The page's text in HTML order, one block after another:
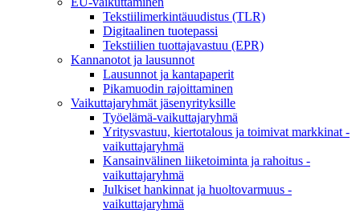
Tekstiilimerkintäuudistus (TLR)
Digitaalinen tuotepassi
Tekstiilien tuottajavastuu (EPR)
Kannanotot ja lausunnot
Lausunnot ja kantapaperit
Pikamuodin rajoittaminen
Vaikuttajaryhmät jäsenyrityksille
Työelämä-vaikuttajaryhmä
Yritysvastuu, kiertotalous ja toimivat markkinat -
vaikuttajaryhmä
Kansainvälinen liiketoiminta ja rahoitus -
vaikuttajaryhmä
Julkiset hankinnat ja huoltovarmuus -
vaikuttajaryhmä